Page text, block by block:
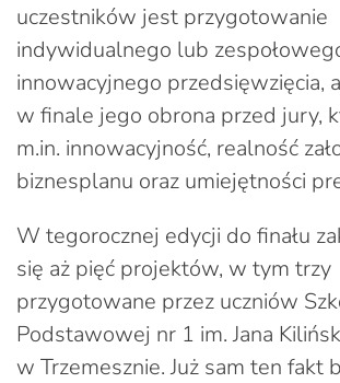
uczestników jest przygotowanie
indywidualnego lub
innowacyjnego przedsięwzięcia,
w finale jego obrona przed jury,
m.in. innowacyjność, realność
biznesplanu oraz umiejętności
W tegorocznej edycji do finału
się aż pięć projektów, w tym trzy
przygotowane przez uczniów
Podstawowej nr 1 im. Jana
w Trzemesznie. Już sam ten fakt